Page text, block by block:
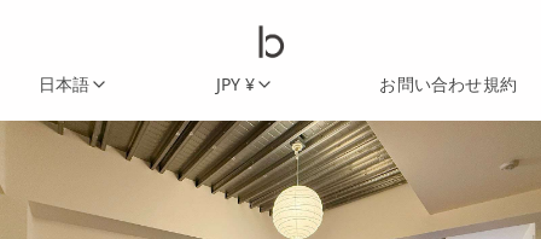
日本語 JPY ¥ お問い合わせ規約